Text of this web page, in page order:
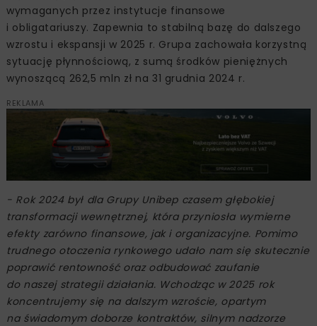
wymaganych przez instytucje finansowe
i obligatariuszy. Zapewnia to stabilną bazę do dalszego
wzrostu i ekspansji w 2025 r. Grupa zachowała korzystną
sytuację płynnościową, z sumą środków pieniężnych
wynoszącą 262,5 mln zł na 31 grudnia 2024 r.
REKLAMA
- Rok 2024 był dla Grupy Unibep czasem głębokiej
transformacji wewnętrznej, która przyniosła wymierne
efekty zarówno finansowe, jak i organizacyjne. Pomimo
trudnego otoczenia rynkowego udało nam się skutecznie
poprawić rentowność oraz odbudować zaufanie
do naszej strategii działania. Wchodząc w 2025 rok
koncentrujemy się na dalszym wzroście, opartym
na świadomym doborze kontraktów, silnym nadzorze